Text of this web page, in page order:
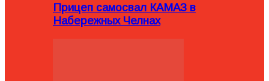
Прицеп самосвал КАМАЗ в
Набережных Челнах